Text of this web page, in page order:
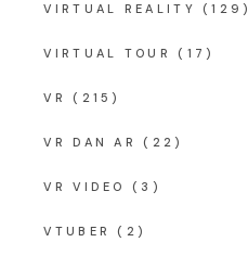
VIRTUAL REALITY (129)
VIRTUAL TOUR (17)
VR (215)
VR DAN AR (22)
VR VIDEO (3)
VTUBER (2)